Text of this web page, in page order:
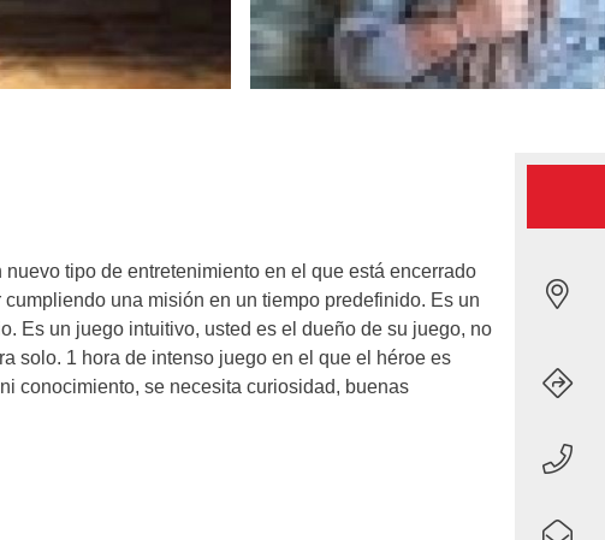
tipo de entretenimiento en el que está encerrado
una misión en un tiempo predefinido. Es un
Es un juego intuitivo, usted es el dueño de su juego, no
solo. 1 hora de intenso juego en el que el héroe es
conocimiento, se necesita curiosidad, buenas